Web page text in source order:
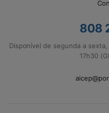
808
Disponível de segunda a
17h30